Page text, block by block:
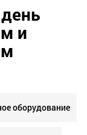
и
оборудование